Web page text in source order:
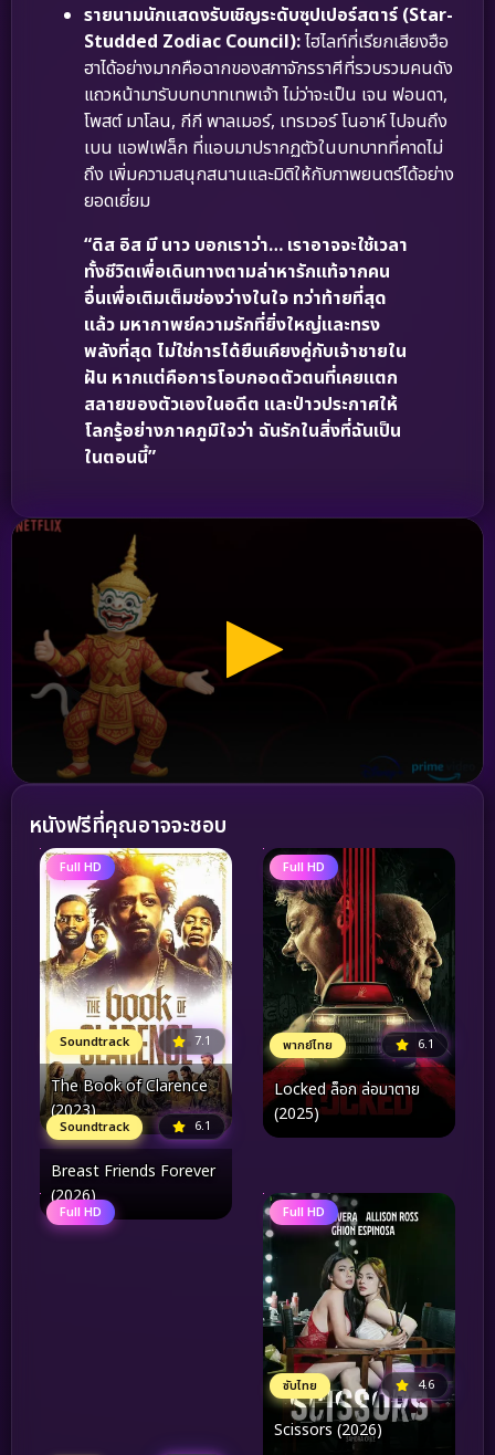
รายนามนักแสดงรับเชิญระดับซุปเปอร์สตาร์ (Star-
Studded Zodiac Council):ไฮไลท์ที่เรียกเสียงฮือ
ฮาได้อย่างมากคือฉากของสภาจักรราศีที่รวบรวมคนดัง
แถวหน้ามารับบทบาทเทพเจ้า ไม่ว่าจะเป็น เจน ฟอนดา,
โพสต์ มาโลน, กีกี พาลเมอร์, เทรเวอร์ โนอาห์ ไปจนถึง
เบน แอฟเฟล็ก ที่แอบมาปรากฏตัวในบทบาทที่คาดไม่
ถึง เพิ่มความสนุกสนานและมิติให้กับภาพยนตร์ได้อย่าง
ยอดเยี่ยม
“ดิส อิส มี นาว บอกเราว่า… เราอาจจะใช้เวลา
ทั้งชีวิตเพื่อเดินทางตามล่าหารักแท้จากคน
อื่นเพื่อเติมเต็มช่องว่างในใจ ทว่าท้ายที่สุด
แล้ว มหากาพย์ความรักที่ยิ่งใหญ่และทรง
พลังที่สุด ไม่ใช่การได้ยืนเคียงคู่กับเจ้าชายใน
ฝัน หากแต่คือการโอบกอดตัวตนที่เคยแตก
สลายของตัวเองในอดีต และป่าวประกาศให้
โลกรู้อย่างภาคภูมิใจว่า ฉันรักในสิ่งที่ฉันเป็น
ในตอนนี้”
หนังฟรีที่คุณอาจจะชอบ
Full HD
Soundtrack 7.1
The Book of Clarence
(2023)
Full HD
พากย์ไทย 6.1
Locked ล็อก ล่อมาตาย
(2025)
Full HD
Soundtrack 6.1
Breast Friends Forever
(2026)
Full HD
ซับไทย 4.6
Scissors (2026)